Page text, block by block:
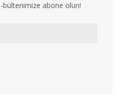
bültenimize abone olun!